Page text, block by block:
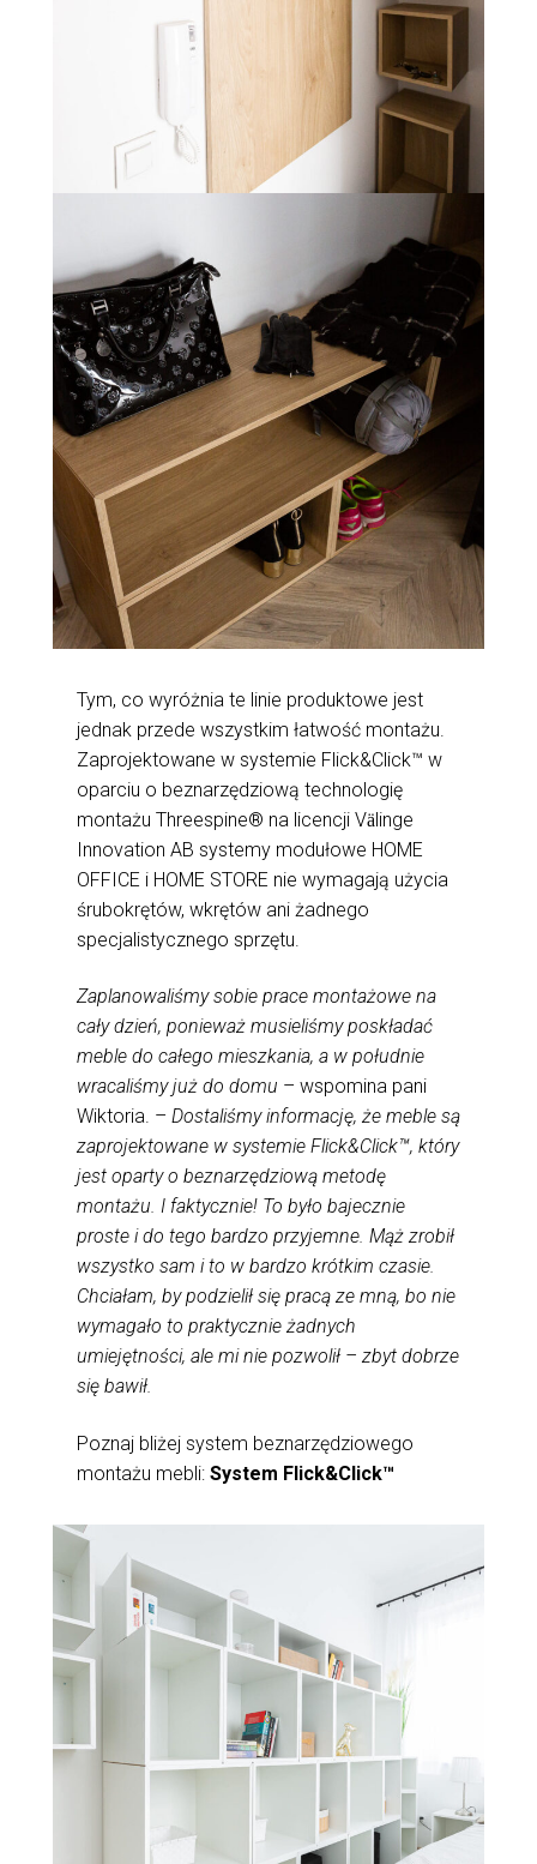
Tym, co wyróżnia te linie produktowe jest
jednak przede wszystkim łatwość montażu.
Zaprojektowane w systemie Flick&Click™ w
oparciu o beznarzędziową technologię
montażu Threespine® na licencji Välinge
Innovation AB systemy modułowe HOME
OFFICE i HOME STORE nie wymagają użycia
śrubokrętów, wkrętów ani żadnego
specjalistycznego sprzętu.
Zaplanowaliśmy sobie prace montażowe na
cały dzień, ponieważ musieliśmy poskładać
meble do całego mieszkania, a w południe
wracaliśmy już do domu – wspomina pani
Wiktoria. – Dostaliśmy informację, że meble są
zaprojektowane w systemie Flick&Click™, który
jest oparty o beznarzędziową metodę
montażu. I faktycznie! To było bajecznie
proste i do tego bardzo przyjemne. Mąż zrobił
wszystko sam i to w bardzo krótkim czasie.
Chciałam, by podzielił się pracą ze mną, bo nie
wymagało to praktycznie żadnych
umiejętności, ale mi nie pozwolił – zbyt dobrze
się bawił.
Poznaj bliżej system beznarzędziowego
montażu mebli: System Flick&Click™